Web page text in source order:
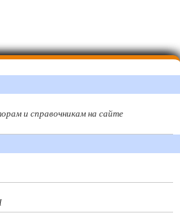
и справочникам на сайте